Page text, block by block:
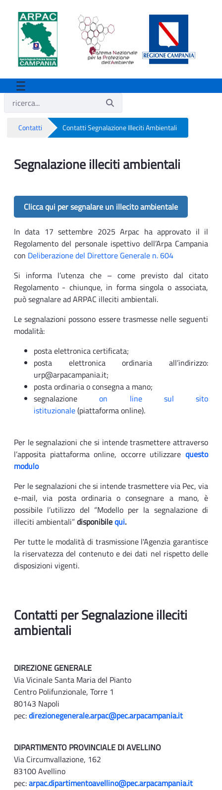
Contatti Contatti Segnalazione Illeciti Ambientali
Contatti Segnalazione Illeciti Ambientali
Segnalazione illeciti ambientali
Clicca qui per segnalare un illecito ambientale
In data 17 settembre 2025 Arpac ha approvato il il
Regolamento del personale ispettivo dell’Arpa Campania
con Deliberazione del Direttore Generale n. 604
Si informa l’utenza che – come previsto dal citato
Regolamento - chiunque, in forma singola o associata,
può segnalare ad ARPAC illeciti ambientali.
Le segnalazioni possono essere trasmesse nelle seguenti
modalità:
posta elettronica certificata;
posta elettronica ordinaria all’indirizzo:
urp@arpacampania.it;
posta ordinaria o consegna a mano;
segnalazioneon line sul sito
istituzionale(piattaforma online).
Per le segnalazioni che si intende trasmettere attraverso
l’apposita piattaforma online, occorre utilizzare questo
modulo
Per le segnalazioni che si intende trasmettere via Pec, via
e-mail, via posta ordinaria o consegnare a mano, è
possibile l’utilizzo del “Modello per la segnalazione di
illeciti ambientali”disponibilequi.
Per tutte le modalità di trasmissione l'Agenzia garantisce
la riservatezza del contenuto e dei dati nel rispetto delle
disposizioni vigenti.
Contatti per Segnalazione illeciti
ambientali
DIREZIONE GENERALE
Via Vicinale Santa Maria del Pianto
Centro Polifunzionale, Torre 1
80143 Napoli
pec:direzionegenerale.arpac@pec.arpacampania.it
DIPARTIMENTO PROVINCIALE DI AVELLINO
Via Circumvallazione, 162
83100 Avellino
pec:arpac.dipartimentoavellino@pec.arpacampania.it